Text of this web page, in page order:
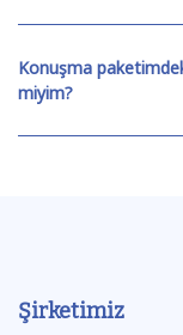
Konuşma
miyim?
Şirketimiz